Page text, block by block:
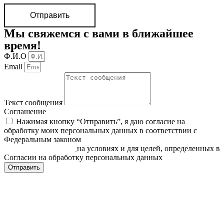
Отправить
Мы свяжемся с вами в ближайшее
время!
Ф.И.О
Email
Текст сообщения
Соглашение
Нажимая кнопку “Отправить”, я даю согласие на
обработку моих персональных данных в соответствии c
Федеральным законом
на условиях и для целей, определенных в
Согласии на обработку персональных данных
Отправить